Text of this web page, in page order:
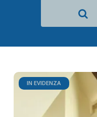
IN EVIDENZA